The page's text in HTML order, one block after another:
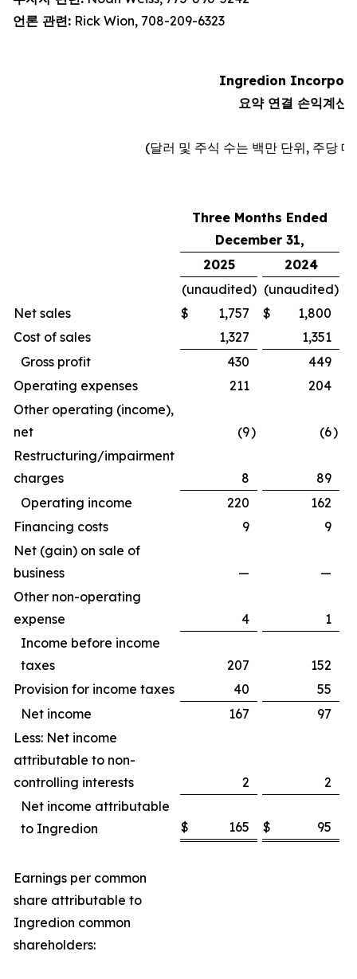
언론 관련: Rick Wion, 708-209-6323
Ingredion
요약 연결 손익계산
(달러 및 주식 수는 백만 단위, 주당
Three Months Ended
December 31,
2025
2024
(unaudited) (unaudited)
Net sales
$ 1,757 $
1,800
Cost of sales
1,327
1,351
Gross profit
430
449
Operating expenses
211
204
Other operating (income),
net
(9) (6)
Restructuring/impairment
charges
8
89
Operating income
220 162
Financing costs
9
9
Net (gain) on sale of
business
—
—
Other non-operating
expense
4
1
Income before income
taxes
207 152
Provision for income taxes
40
55
Net income
167 97
Less: Net income
attributable to non-
controlling interests
2
2
Net income attributable
to Ingredion
$ 165 $ 95
Earnings per common
share attributable to
Ingredion common
shareholders: